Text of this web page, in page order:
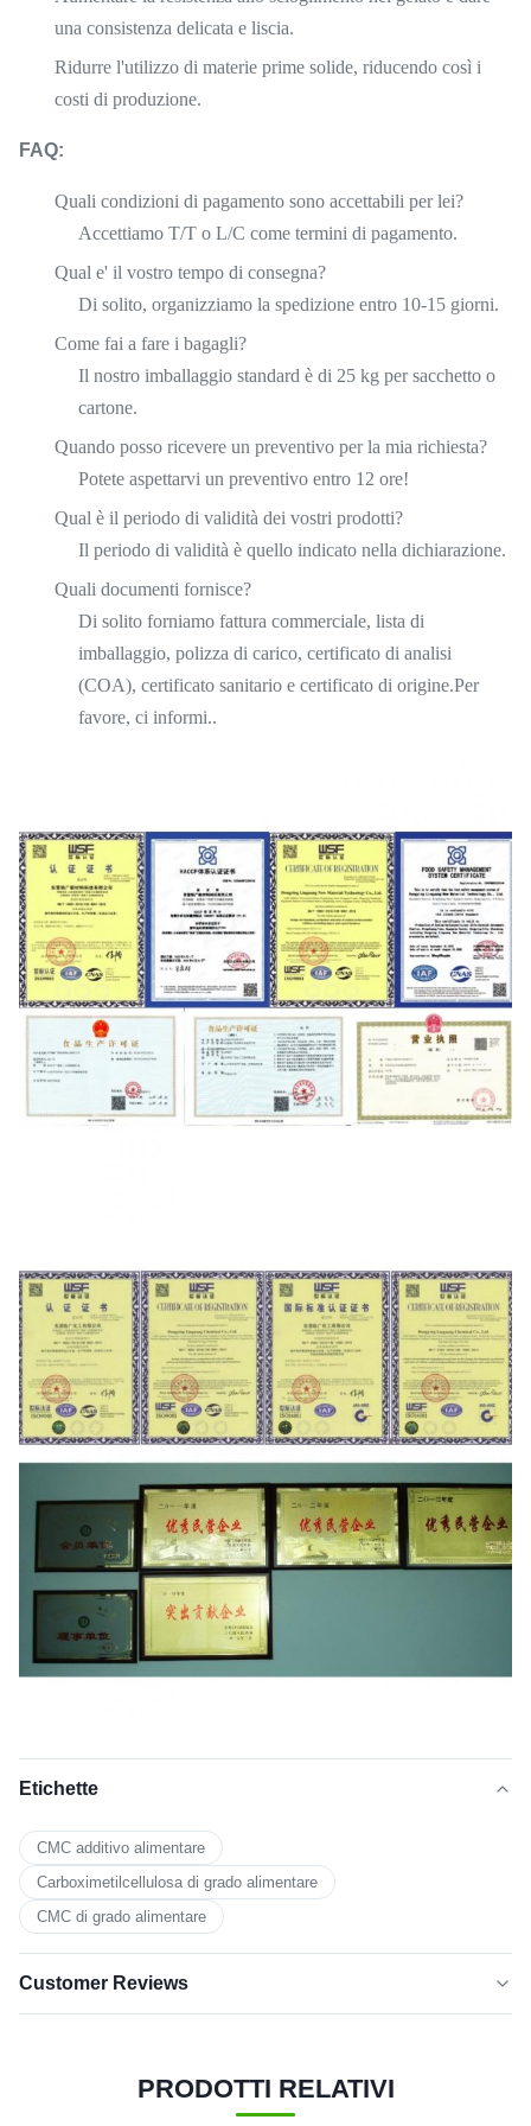
una consistenza delicata e liscia.
Ridurre l'utilizzo di materie prime solide, riducendo così i
costi di produzione.
FAQ:
Quali condizioni di pagamento sono accettabili per lei?
Accettiamo T/T o L/C come termini di pagamento.
Qual e' il vostro tempo di consegna?
Di solito, organizziamo la spedizione entro 10-15 giorni.
Come fai a fare i bagagli?
Il nostro imballaggio standard è di 25 kg per sacchetto o
cartone.
Quando posso ricevere un preventivo per la mia richiesta?
Potete aspettarvi un preventivo entro 12 ore!
Qual è il periodo di validità dei vostri prodotti?
Il periodo di validità è quello indicato nella dichiarazione.
Quali documenti fornisce?
Di solito forniamo fattura commerciale, lista di
imballaggio, polizza di carico, certificato di analisi
(COA), certificato sanitario e certificato di origine.Per
favore, ci informi..
Etichette
CMC additivo alimentare
Carboximetilcellulosa di grado alimentare
CMC di grado alimentare
Customer Reviews
PRODOTTI RELATIVI